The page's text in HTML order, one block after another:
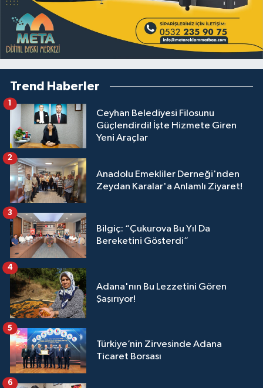
Trend Haberler
Ceyhan Belediyesi Filosunu
Güçlendirdi! İşte Hizmete Giren
Yeni Araçlar
1
Anadolu Emekliler Derneği'nden
Zeydan Karalar'a Anlamlı Ziyaret!
2
Bilgiç: “Çukurova Bu Yıl Da
Bereketini Gösterdi”
3
Adana'nın Bu Lezzetini Gören
Şaşırıyor!
4
Türkiye’nin Zirvesinde Adana
Ticaret Borsası
5
6